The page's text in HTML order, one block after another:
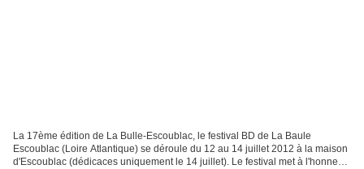
La 17ème édition de La Bulle-Escoublac, le festival BD de La Baule
Escoublac (Loire Atlantique) se déroule du 12 au 14 juillet 2012 à la maison
d'Escoublac (dédicaces uniquement le 14 juillet). Le festival met à l'honneur